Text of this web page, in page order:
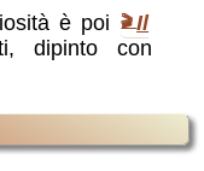
è poi
Il
dipinto con